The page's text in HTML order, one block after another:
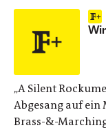
„A Silent
Abgesang auf ein
Brass-&-